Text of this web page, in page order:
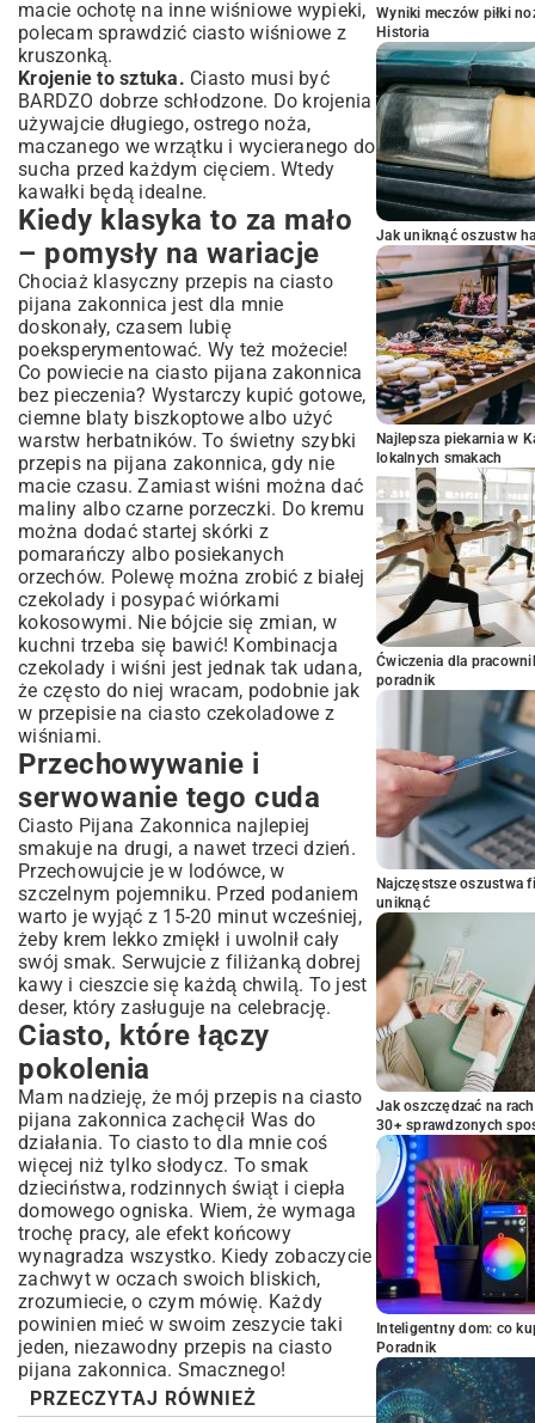
macie ochotę na inne wiśniowe wypieki,
polecam sprawdzić ciasto wiśniowe z
kruszonką.
Krojenie to sztuka. Ciasto musi być
BARDZO dobrze schłodzone. Do krojenia
używajcie długiego, ostrego noża,
maczanego we wrzątku i wycieranego do
sucha przed każdym cięciem. Wtedy
kawałki będą idealne.
Kiedy klasyka to za mało
– pomysły na wariacje
Chociaż klasyczny przepis na ciasto
pijana zakonnica jest dla mnie
doskonały, czasem lubię
poeksperymentować. Wy też możecie!
Co powiecie na ciasto pijana zakonnica
bez pieczenia? Wystarczy kupić gotowe,
ciemne blaty biszkoptowe albo użyć
warstw herbatników. To świetny szybki
przepis na pijana zakonnica, gdy nie
macie czasu. Zamiast wiśni można dać
maliny albo czarne porzeczki. Do kremu
można dodać startej skórki z
pomarańczy albo posiekanych
orzechów. Polewę można zrobić z białej
czekolady i posypać wiórkami
kokosowymi. Nie bójcie się zmian, w
kuchni trzeba się bawić! Kombinacja
czekolady i wiśni jest jednak tak udana,
że często do niej wracam, podobnie jak
w przepisie na ciasto czekoladowe z
wiśniami.
Przechowywanie i
serwowanie tego cuda
Ciasto Pijana Zakonnica najlepiej
smakuje na drugi, a nawet trzeci dzień.
Przechowujcie je w lodówce, w
szczelnym pojemniku. Przed podaniem
warto je wyjąć z 15-20 minut wcześniej,
żeby krem lekko zmiękł i uwolnił cały
swój smak. Serwujcie z filiżanką dobrej
kawy i cieszcie się każdą chwilą. To jest
deser, który zasługuje na celebrację.
Ciasto, które łączy
pokolenia
Mam nadzieję, że mój przepis na ciasto
pijana zakonnica zachęcił Was do
działania. To ciasto to dla mnie coś
więcej niż tylko słodycz. To smak
dzieciństwa, rodzinnych świąt i ciepła
domowego ogniska. Wiem, że wymaga
trochę pracy, ale efekt końcowy
wynagradza wszystko. Kiedy zobaczycie
zachwyt w oczach swoich bliskich,
zrozumiecie, o czym mówię. Każdy
powinien mieć w swoim zeszycie taki
jeden, niezawodny przepis na ciasto
pijana zakonnica. Smacznego!
PRZECZYTAJ RÓWNIEŻ
Wyniki meczów piłki
Historia
Jak uniknąć oszustw
Najlepsza piekarnia w
lokalnych smakach
Ćwiczenia dla
poradnik
Najczęstsze oszustwa
uniknąć
Jak oszczędzać na
30+ sprawdzonych
Inteligentny dom: co
Poradnik